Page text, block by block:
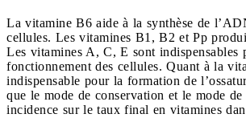
La vitamine B6 aide à la synthèse de
cellules. Les vitamines B1, B2 et Pp
Les vitamines A, C, E sont indispensables
fonctionnement des cellules. Quant à la
indispensable pour la formation de
que le mode de conservation et le mode
incidence sur le taux final en vitamines